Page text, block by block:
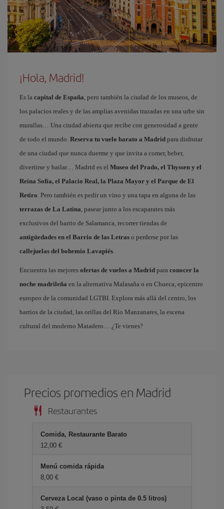
¡Hola, Madrid!
Es la capital de España, pero también la ciudad de los museos, de
los palacios reales y de las amplias avenidas trazadas en una urbe sin
murallas… Una ciudad abierta que recibe con generosidad a gente
de todo el mundo. Reserva tu vuelo barato a Madrid para disfrutar
de una ciudad que nunca duerme y que invita a comer, beber,
divertirse y bailar… Madrid es el Museo del Prado, el Thyssen y el
Reina Sofía, el Palacio Real, la Plaza Mayor y el Parque de El
Retiro. Pero también es pedir un vino y una tapa en alguna de las
terrazas de La Latina, pasear junto a los escaparates más
exclusivos del barrio de Salamanca, recorrer tiendas de
antigüedades en el Barrio de las Letras o perderse por las
callejuelas del bohemio Lavapiés.
Encuentra las mejores ofertas de vuelos a Madrid para conocer la
noche madrileña en la alternativa Malasaña o en Chueca, epicentro
europeo de la comunidad LGTBI. Explora más allá del centro, los
barrios de la ciudad, las orillas del Río Manzanares, la escena
cultural del moderno Matadero… ¿Te vienes?
Precios promedios en Madrid
Restaurantes
Comida, Restaurante Barato
12,00 €
Menú comida rápida
8,00 €
Cerveza Local (vaso o pinta de 0.5 litros)